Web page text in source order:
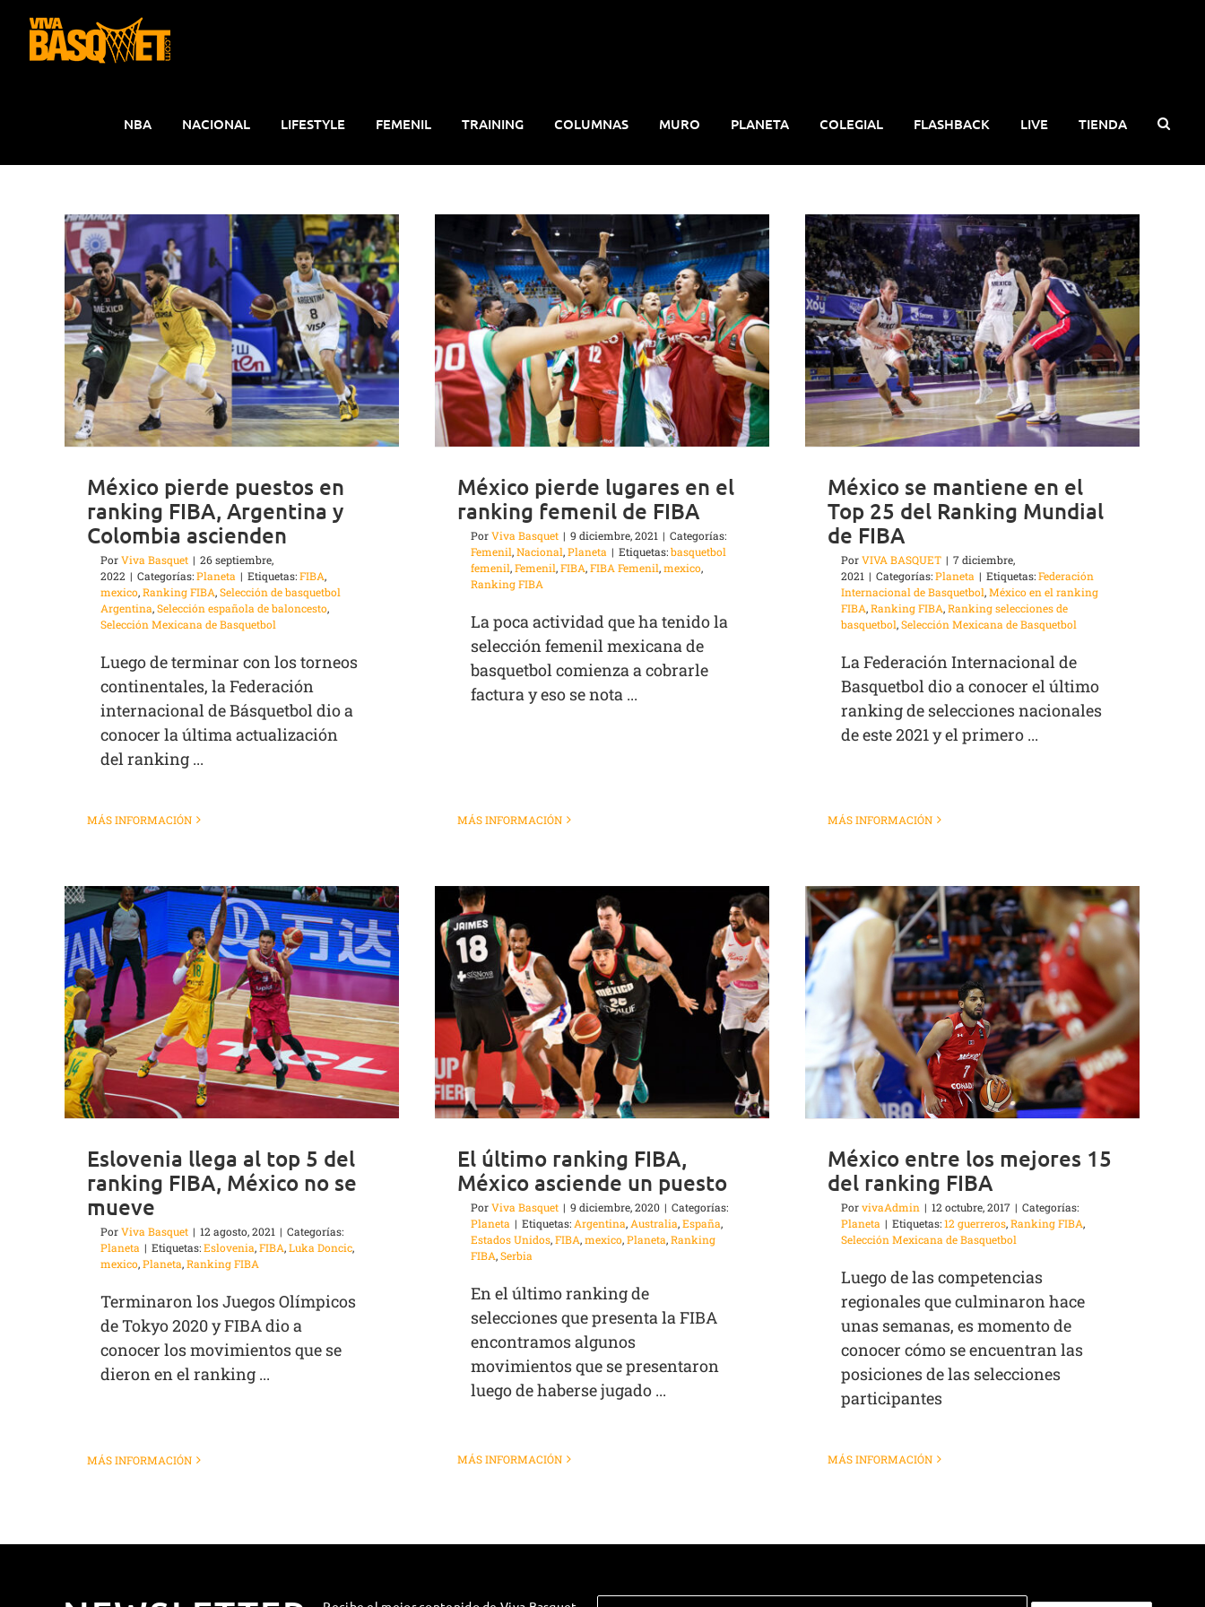
contenido
NBA NACIONAL LIFESTYLE FEMENIL TRAINING COLUMNAS MURO PLANETA COLEGIAL FLASHBACK LIVE TIENDA
México pierde puestos en
ranking FIBA, Argentina y
Colombia ascienden
PorViva Basquet | 26 septiembre,
2022 | Categorías:Planeta | Etiquetas:FIBA,
mexico,Ranking FIBA,Selección de basquetbol
Argentina,Selección española de baloncesto,
Selección Mexicana de Basquetbol
Luego de terminar con los torneos
continentales, la Federación
internacional de Básquetbol dio a
conocer la última actualización
del ranking ...
MÁS INFORMACIÓN
México pierde lugares en el
ranking femenil de FIBA
PorViva Basquet | 9 diciembre, 2021 | Categorías:
Femenil,Nacional,Planeta | Etiquetas:basquetbol
femenil,Femenil,FIBA,FIBA Femenil,mexico,
Ranking FIBA
La poca actividad que ha tenido la
selección femenil mexicana de
basquetbol comienza a cobrarle
factura y eso se nota ...
MÁS INFORMACIÓN
México se mantiene en el
Top 25 del Ranking Mundial
de FIBA
PorVIVA BASQUET | 7 diciembre,
2021 | Categorías:Planeta | Etiquetas:Federación
Internacional de Basquetbol,México en el ranking
FIBA,Ranking FIBA,Ranking selecciones de
basquetbol,Selección Mexicana de Basquetbol
La Federación Internacional de
Basquetbol dio a conocer el último
ranking de selecciones nacionales
de este 2021 y el primero ...
MÁS INFORMACIÓN
Eslovenia llega al top 5 del
ranking FIBA, México no se
mueve
PorViva Basquet | 12 agosto, 2021 | Categorías:
Planeta | Etiquetas:Eslovenia,FIBA,Luka Doncic,
mexico,Planeta,Ranking FIBA
Terminaron los Juegos Olímpicos
de Tokyo 2020 y FIBA dio a
conocer los movimientos que se
dieron en el ranking ...
MÁS INFORMACIÓN
El último ranking FIBA,
México asciende un puesto
PorViva Basquet | 9 diciembre, 2020 | Categorías:
Planeta | Etiquetas:Argentina,Australia,España,
Estados Unidos,FIBA,mexico,Planeta,Ranking
FIBA,Serbia
En el último ranking de
selecciones que presenta la FIBA
encontramos algunos
movimientos que se presentaron
luego de haberse jugado ...
MÁS INFORMACIÓN
México entre los mejores 15
del ranking FIBA
PorvivaAdmin | 12 octubre, 2017 | Categorías:
Planeta | Etiquetas:12 guerreros,Ranking FIBA,
Selección Mexicana de Basquetbol
Luego de las competencias
regionales que culminaron hace
unas semanas, es momento de
conocer cómo se encuentran las
posiciones de las selecciones
participantes
MÁS INFORMACIÓN